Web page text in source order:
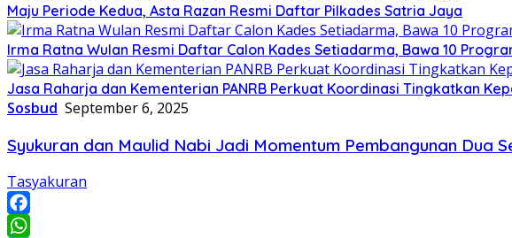
Maju Periode Kedua, Asta Razan Resmi Daftar Pilkades Satria Jaya
Irma Ratna Wulan Resmi Daftar Calon Kades Setiadarma, Bawa 10
Jasa Raharja dan Kementerian PANRB Perkuat Koordinasi Tingkatkan
Sosbud September 6, 2025
Syukuran dan Maulid Nabi Jadi Momentum Pembangunan Dua
Tasyakuran
Facebook